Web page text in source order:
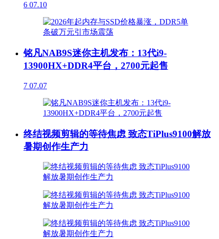
6 07.10
铭凡NAB9S迷你主机发布：13代i9-
13900HX+DDR4平台，2700元起售
7 07.07
终结视频剪辑的等待焦虑 致态TiPlus9100解放
暑期创作生产力